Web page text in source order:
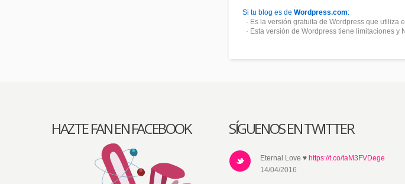
Si tu blog es de Wordpress.com:
· Es la versión gratuita de Wordpress que utiliza
· Esta versión de Wordpress tiene limitaciones
HAZTE FAN EN FACEBOOK SÍGUENOS EN TWITTER
Eternal Love ♥ https://t.co/taM3FVDege
14/04/2016